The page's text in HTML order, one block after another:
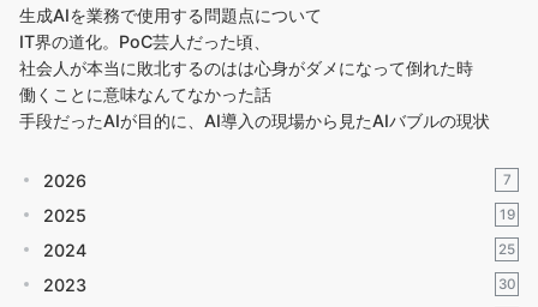
生成AIを業務で使用する問題点について
IT界の道化。PoC芸人だった頃、
社会人が本当に敗北するのはは心身がダメになって倒れた時
働くことに意味なんてなかった話
手段だったAIが目的に、AI導入の現場から見たAIバブルの現状
2026 7
2025 19
2024 25
2023 30